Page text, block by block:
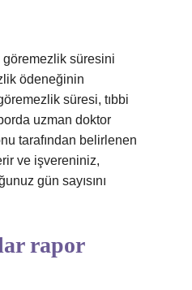
göremezlik süresini
ödeneğinin
süresi, tıbbi
uzman doktor
tarafından belirlenen
ve işvereniniz,
gün sayısını
rapor